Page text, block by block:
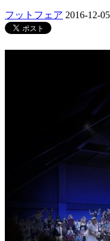
フットフェア 2016-12-05